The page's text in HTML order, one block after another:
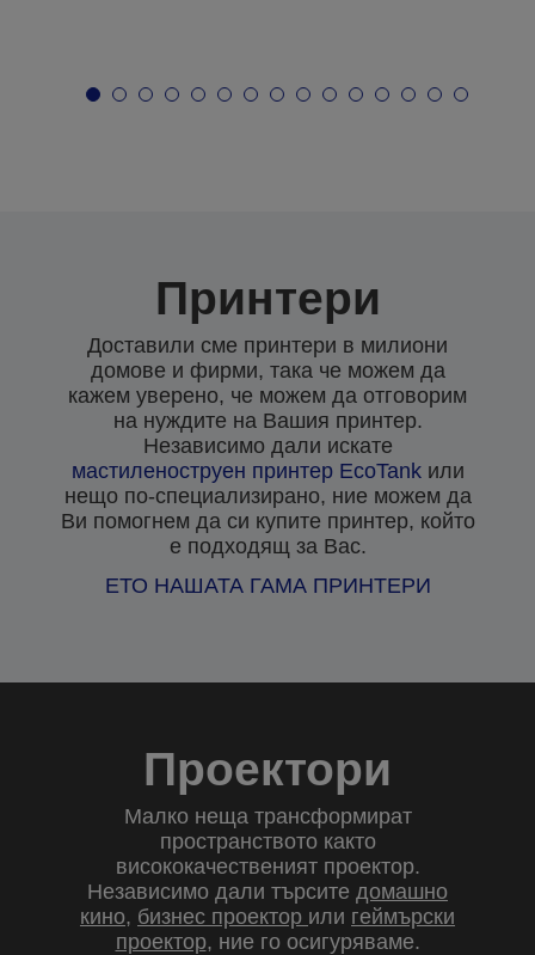
Принтери
Доставили сме принтери в милиони
домове и фирми, така че можем да
кажем уверено, че можем да отговорим
на нуждите на Вашия принтер.
Независимо дали искате
мастиленоструен принтер EcoTankили
нещо по-специализирано, ние можем да
Ви помогнем да си купите принтер, който
е подходящ за Вас.
ЕТО НАШАТА ГАМА ПРИНТЕРИ
Проектори
Малко неща трансформират
пространството както
висококачественият проектор.
Независимо дали търсите домашно
кино, бизнес проектор или геймърски
проектор, ние го осигуряваме.